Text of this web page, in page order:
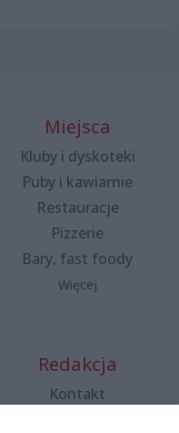
Miejsca
Kluby i dyskoteki
Puby i kawiarnie
Restauracje
Pizzerie
Bary, fast foody
Więcej
Redakcja
Kontakt